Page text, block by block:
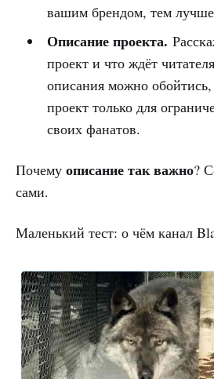
вашим брендом, тем
Описание проекта.
проект и что ждёт
описания можно
проект только для
своих фанатов.
Почему описание так важно?
сами.
Маленький тест: о чём канал